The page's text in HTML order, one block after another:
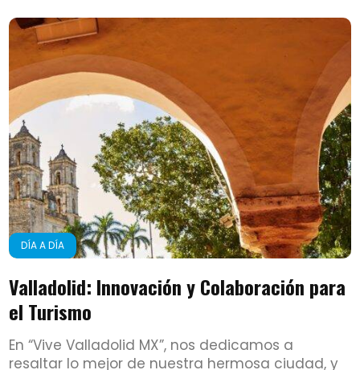
DÍA A DÍA
Valladolid: Innovación y Colaboración para
el Turismo
En “Vive Valladolid MX”, nos dedicamos a
resaltar lo mejor de nuestra hermosa ciudad, y